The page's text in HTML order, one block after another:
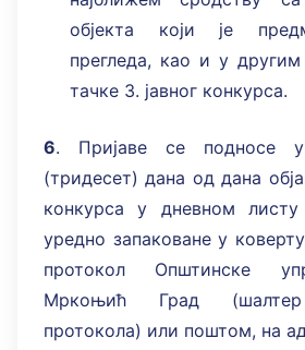
објекта који је
прегледа, као и у другим
тачке 3. јавног конкурса.
6. Пријаве се подносе
(тридесет) дана од дана
конкурса у дневном листу
уредно запаковане у
протокол Општинске
Мркоњић Град (шалтер
протокола) или поштом, на